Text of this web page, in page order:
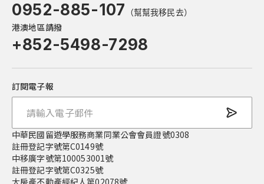
0952-885-107 （幫幫我移民去）
港澳地區請撥
+852-5498-7298
訂閱電子報
中華民國留遊學服務商業同業公會會員證號0308
註冊登記字號第C0149號
中移廣字號第100053001號
註冊登記字號第C0325號
大房產不動產經紀人第02078號